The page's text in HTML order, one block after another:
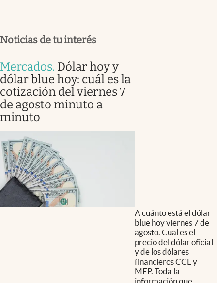
Noticias de tu interés
Mercados. Dólar hoy y
dólar blue hoy: cuál es la
cotización del viernes 7
de agosto minuto a
minuto
A cuánto está el dólar
blue hoy viernes 7 de
agosto. Cuál es el
precio del dólar oficial
y de los dólares
financieros CCL y
MEP. Toda la
información que